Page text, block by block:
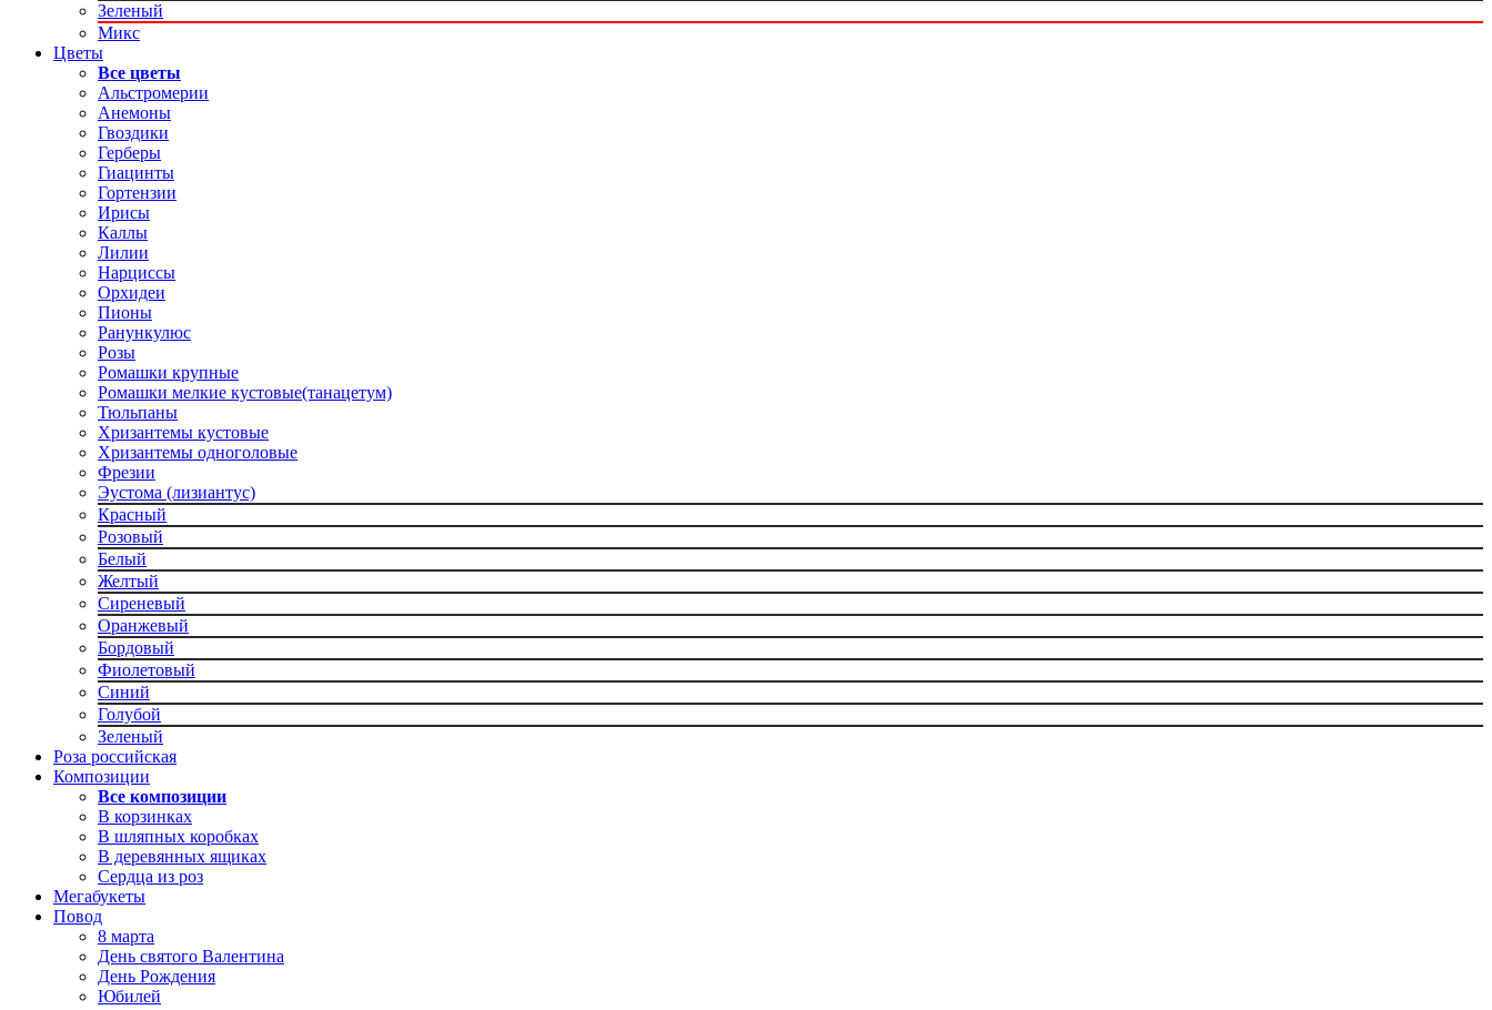
Зеленый
Микс
Цветы
Все цветы
Альстромерии
Анемоны
Гвоздики
Герберы
Гиацинты
Гортензии
Ирисы
Каллы
Лилии
Нарциссы
Орхидеи
Пионы
Ранункулюс
Розы
Ромашки крупные
Ромашки мелкие кустовые(танацетум)
Тюльпаны
Хризантемы кустовые
Хризантемы одноголовые
Фрезии
Эустома (лизиантус)
Красный
Розовый
Белый
Желтый
Сиреневый
Оранжевый
Бордовый
Фиолетовый
Синий
Голубой
Зеленый
Роза российская
Композиции
Все композиции
В корзинках
В шляпных коробках
В деревянных ящиках
Сердца из роз
Мегабукеты
Повод
8 марта
День святого Валентина
День Рождения
Юбилей